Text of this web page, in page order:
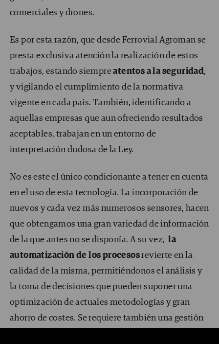
comerciales y drones.
Es por esta razón, que desde Ferrovial Agroman se
presta exclusiva atención la realización de estos
trabajos, estando siempreatentos a la seguridad,
y vigilando el cumplimiento de la normativa
vigente en cada país. También, identificando a
aquellas empresas que aun ofreciendo resultados
aceptables, trabajan en un entorno de
interpretación dudosa de la Ley.
No es este el único condicionante a tener en cuenta
en el uso de esta tecnología. La incorporación de
nuevos y cada vez más numerosos sensores, hacen
que obtengamos una gran variedad de información
de la que antes no se disponía. A su vez,la
automatización de los procesosrevierte en la
calidad de la misma, permitiéndonos el análisis y
la toma de decisiones que pueden suponer una
optimización de actuales metodologías y gran
ahorro de costes. Se requiere también una gestión